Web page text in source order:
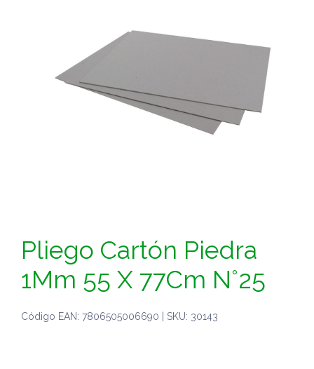
Pliego Cartón Piedra
1Mm 55 X 77Cm N°25
Código EAN: 7806505006690 | SKU: 30143